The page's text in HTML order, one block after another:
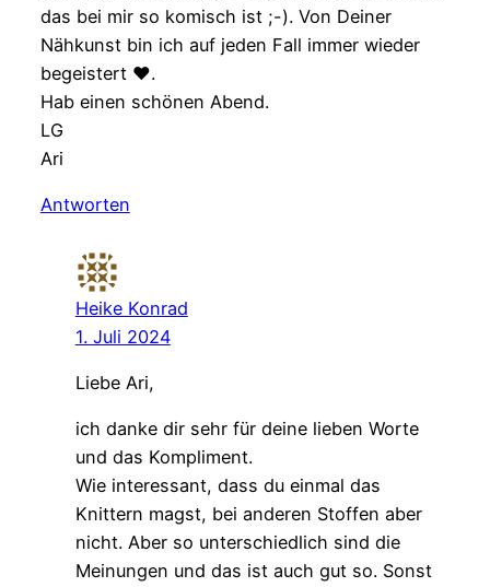
das bei mir so komisch ist ;-). Von Deiner
Nähkunst bin ich auf jeden Fall immer wieder
begeistert ♥.
Hab einen schönen Abend.
LG
Ari
Antworten
Heike Konrad
1. Juli 2024
Liebe Ari,
ich danke dir sehr für deine lieben Worte
und das Kompliment.
Wie interessant, dass du einmal das
Knittern magst, bei anderen Stoffen aber
nicht. Aber so unterschiedlich sind die
Meinungen und das ist auch gut so. Sonst